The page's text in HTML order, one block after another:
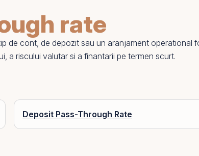
rate
de cont, de depozit sau un aranjament operational
a riscului valutar si a finantarii pe termen scurt.
Deposit Pass-Through Rate